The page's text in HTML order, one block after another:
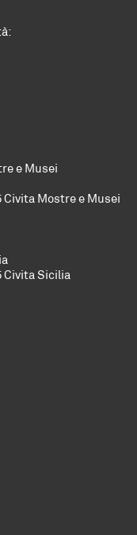
e Musei
Civita Mostre e Musei
Civita Sicilia